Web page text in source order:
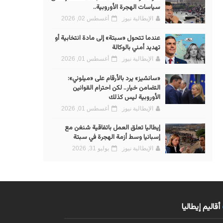
سياسات الهجرة الأوروبية..
الإيطالية نيوز أغسطس 02, 2026
عندما تتحول «سبتة» إلى مادة انتخابية أو
تهديد أمني بالوكالة
الإيطالية نيوز أغسطس 01, 2026
«سانشيز» يرد بالأرقام على «ميلوني»:
التضامن خيار.. لكن احترام القوانين
الأوروبية ليس كذلك
الإيطالية نيوز أغسطس 01, 2026
إيطاليا تعلق العمل باتفاقية شنغن مع
إسبانيا وسط أزمة الهجرة في سبتة
الإيطالية نيوز يوليو 31, 2026
أقاليم إيطاليا